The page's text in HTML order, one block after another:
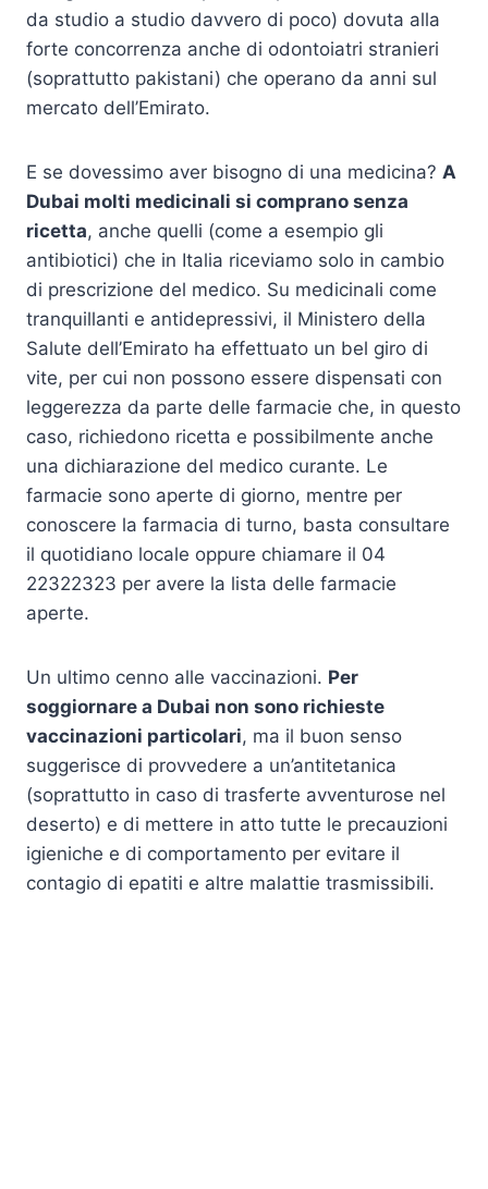
da studio a studio davvero di poco) dovuta alla
forte concorrenza anche di odontoiatri stranieri
(soprattutto pakistani) che operano da anni sul
mercato dell’Emirato.
E se dovessimo aver bisogno di una medicina? A
Dubai molti medicinali si comprano senza
ricetta, anche quelli (come a esempio gli
antibiotici) che in Italia riceviamo solo in cambio
di prescrizione del medico. Su medicinali come
tranquillanti e antidepressivi, il Ministero della
Salute dell’Emirato ha effettuato un bel giro di
vite, per cui non possono essere dispensati con
leggerezza da parte delle farmacie che, in questo
caso, richiedono ricetta e possibilmente anche
una dichiarazione del medico curante. Le
farmacie sono aperte di giorno, mentre per
conoscere la farmacia di turno, basta consultare
il quotidiano locale oppure chiamare il 04
22322323 per avere la lista delle farmacie
aperte.
Un ultimo cenno alle vaccinazioni. Per
soggiornare a Dubai non sono richieste
vaccinazioni particolari, ma il buon senso
suggerisce di provvedere a un’antitetanica
(soprattutto in caso di trasferte avventurose nel
deserto) e di mettere in atto tutte le precauzioni
igieniche e di comportamento per evitare il
contagio di epatiti e altre malattie trasmissibili.